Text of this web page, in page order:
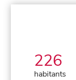
226
habitants